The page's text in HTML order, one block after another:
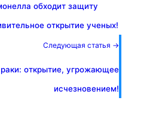
обходит защиту
открытие ученых!
Следующая статья →
открытие, угрожающее
исчезновением!